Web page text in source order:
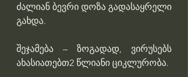
ძალიან ბევრი დოზა გადასაყრელი
გახდა.
შეჯამება – ზოგადად, ვირუსებს
ახასიათებთ2 წლიანი ციკლურობა.